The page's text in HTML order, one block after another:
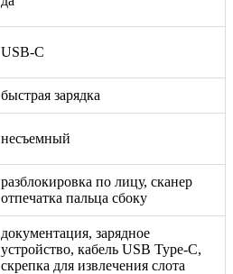
USB-C
быстрая зарядка
несъемный
разблокировка по лицу, сканер
отпечатка пальца сбоку
документация, зарядное
устройство, кабель USB Type-C,
скрепка для извлечения слота